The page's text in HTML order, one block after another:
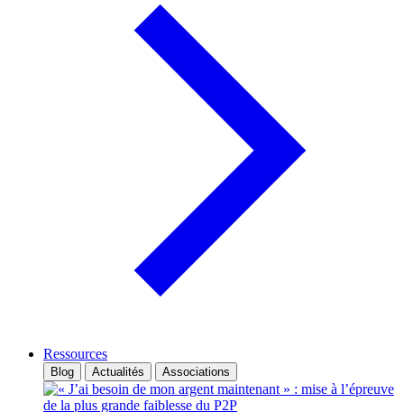
Ressources
Blog Actualités Associations